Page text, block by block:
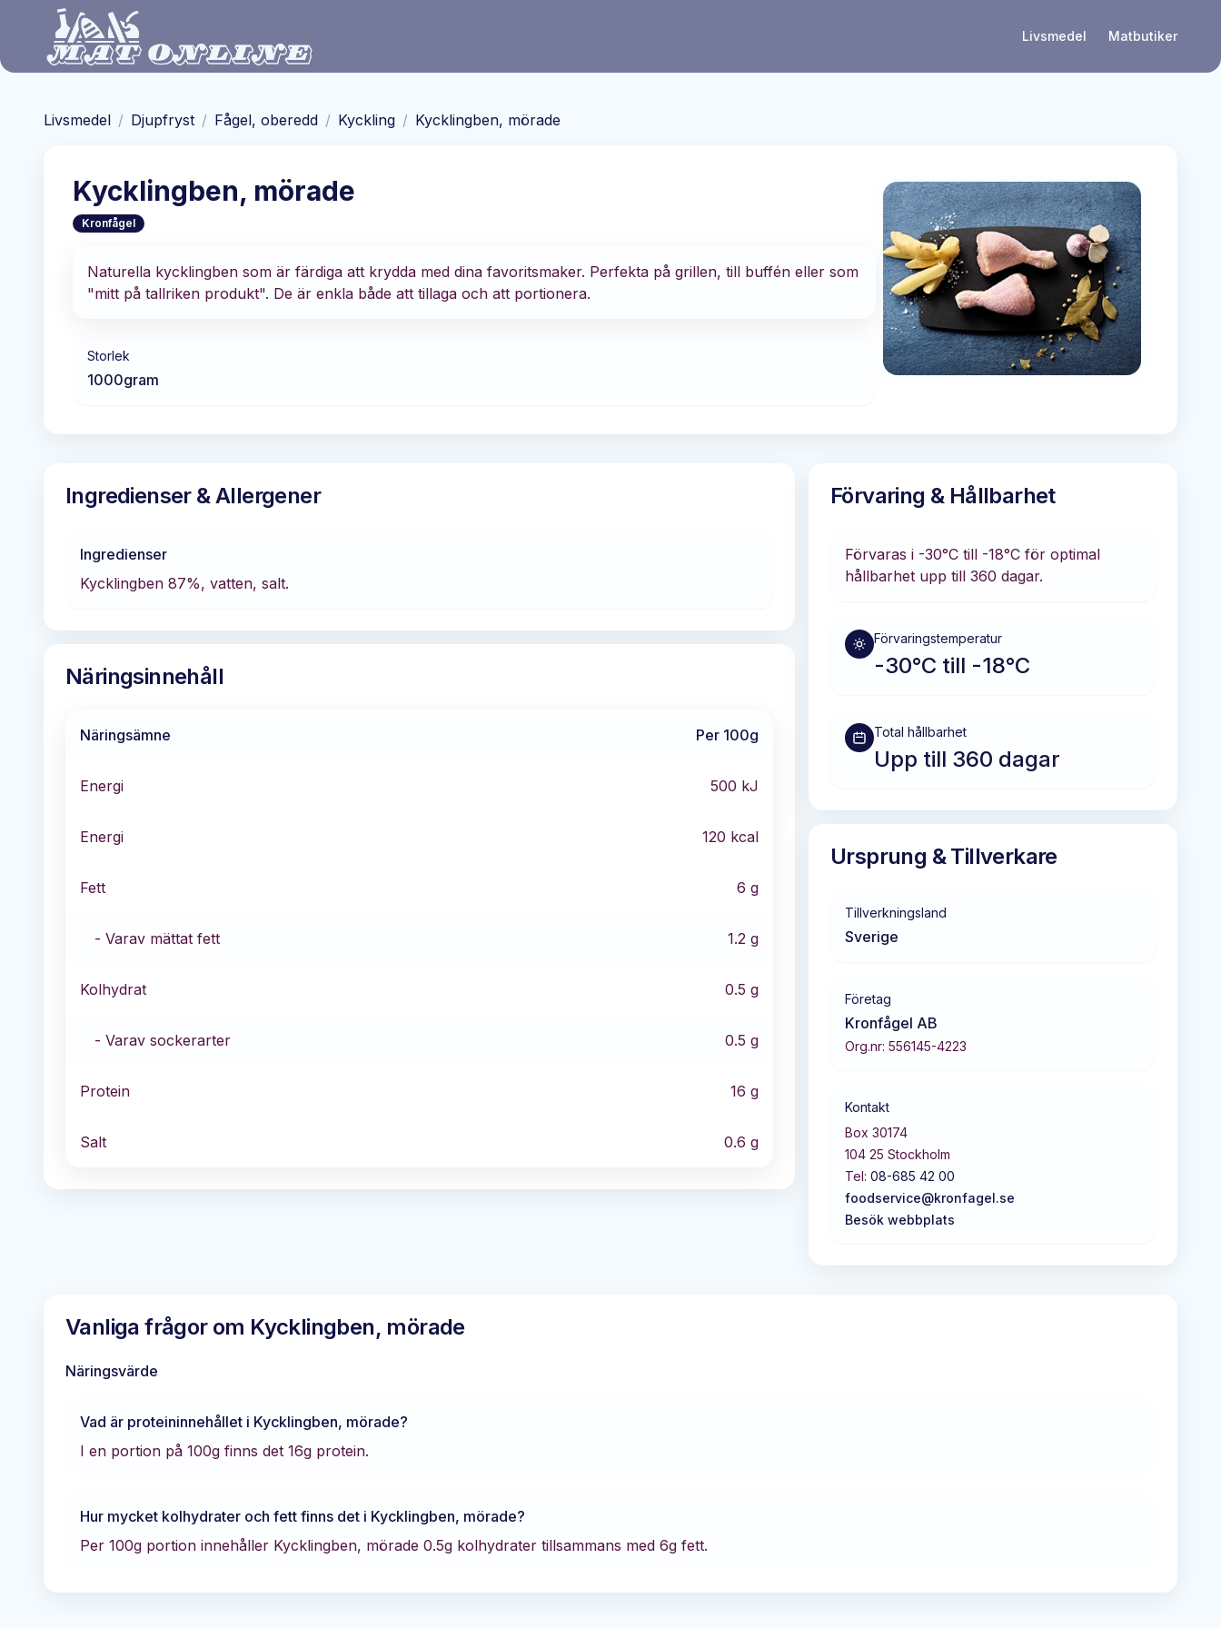
Hoppa till huvudinnehåll
Livsmedel Matbutiker
Livsmedel / Djupfryst / Fågel, oberedd / Kyckling / Kycklingben, mörade
Kycklingben, mörade
Kronfågel
Naturella kycklingben som är färdiga att krydda med dina favoritsmaker. Perfekta på grillen, till buffén eller som
"mitt på tallriken produkt". De är enkla både att tillaga och att portionera.
Storlek
1000gram
Ingredienser & Allergener
Ingredienser
Kycklingben 87%, vatten, salt.
Näringsinnehåll
Näringsämne Per 100g
Energi 500 kJ
Energi 120 kcal
Fett 6 g
- Varav mättat fett 1.2 g
Kolhydrat 0.5 g
- Varav sockerarter 0.5 g
Protein 16 g
Salt 0.6 g
Förvaring & Hållbarhet
Förvaras i -30°C till -18°C för optimal
hållbarhet upp till 360 dagar.
Förvaringstemperatur
-30°C till -18°C
Total hållbarhet
Upp till 360 dagar
Ursprung & Tillverkare
Tillverkningsland
Sverige
Företag
Kronfågel AB
Org.nr: 556145-4223
Kontakt
Box 30174
104 25 Stockholm
Tel: 08-685 42 00
foodservice@kronfagel.se
Besök webbplats
Vanliga frågor om Kycklingben, mörade
Näringsvärde
Vad är proteininnehållet i Kycklingben, mörade?
I en portion på 100g finns det 16g protein.
Hur mycket kolhydrater och fett finns det i Kycklingben, mörade?
Per 100g portion innehåller Kycklingben, mörade 0.5g kolhydrater tillsammans med 6g fett.